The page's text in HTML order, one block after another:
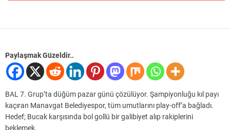
Paylaşmak Güzeldir..
BAL 7. Grup’ta düğüm pazar günü çözülüyor. Şampiyonluğu kıl payı
kaçıran Manavgat Belediyespor, tüm umutlarını play-off’a bağladı.
Hedef; Bucak karşısında bol gollü bir galibiyet alıp rakiplerini
beklemek.